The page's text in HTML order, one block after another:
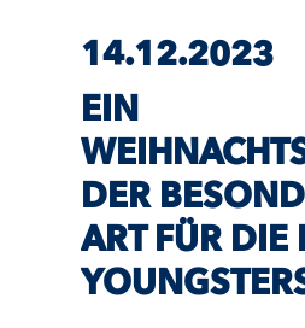
14.12.2023
EIN
DER
ART FÜR DIE